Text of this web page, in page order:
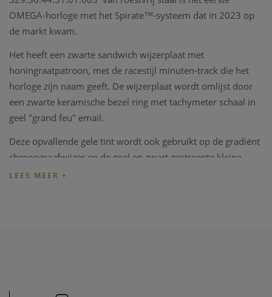
OMEGA-horloge met het Spirate™-systeem dat in 2023 op
de markt kwam.
Het heeft een zwarte sandwich wijzerplaat met
honingraatpatroon, met de racestijl minuten-track die het
horloge zijn naam geeft. De wijzerplaat wordt omlijst door
een zwarte keramische bezel ring met tachymeter schaal in
geel "grand feu" email.
Deze opvallende gele tint wordt ook gebruikt op de gradiënt
chronograafwijzer en de geel en zwart gestreepte kleine
secondewijzer op 9 uur. De 60 minuten/12 uur recorder van
een gele gloed afgeeft. Deze kleurcode wordt doorgetrokken